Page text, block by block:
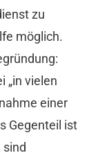
zu
möglich.
„in vielen
einer
Gegenteil ist
sind